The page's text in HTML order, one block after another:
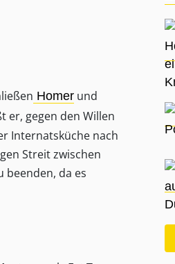
Homer und
er, gegen den Willen
Internatsküche nach
Streit zwischen
beenden, da es